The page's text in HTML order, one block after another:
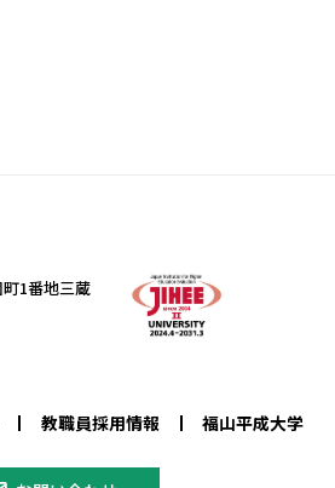
1番地三蔵
教職員採用情報 福山平成大学